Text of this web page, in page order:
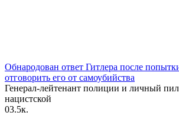
Обнародован ответ Гитлера после
отговорить его от самоубийства
Генерал-лейтенант полиции и личный
нацистской
03.5к.